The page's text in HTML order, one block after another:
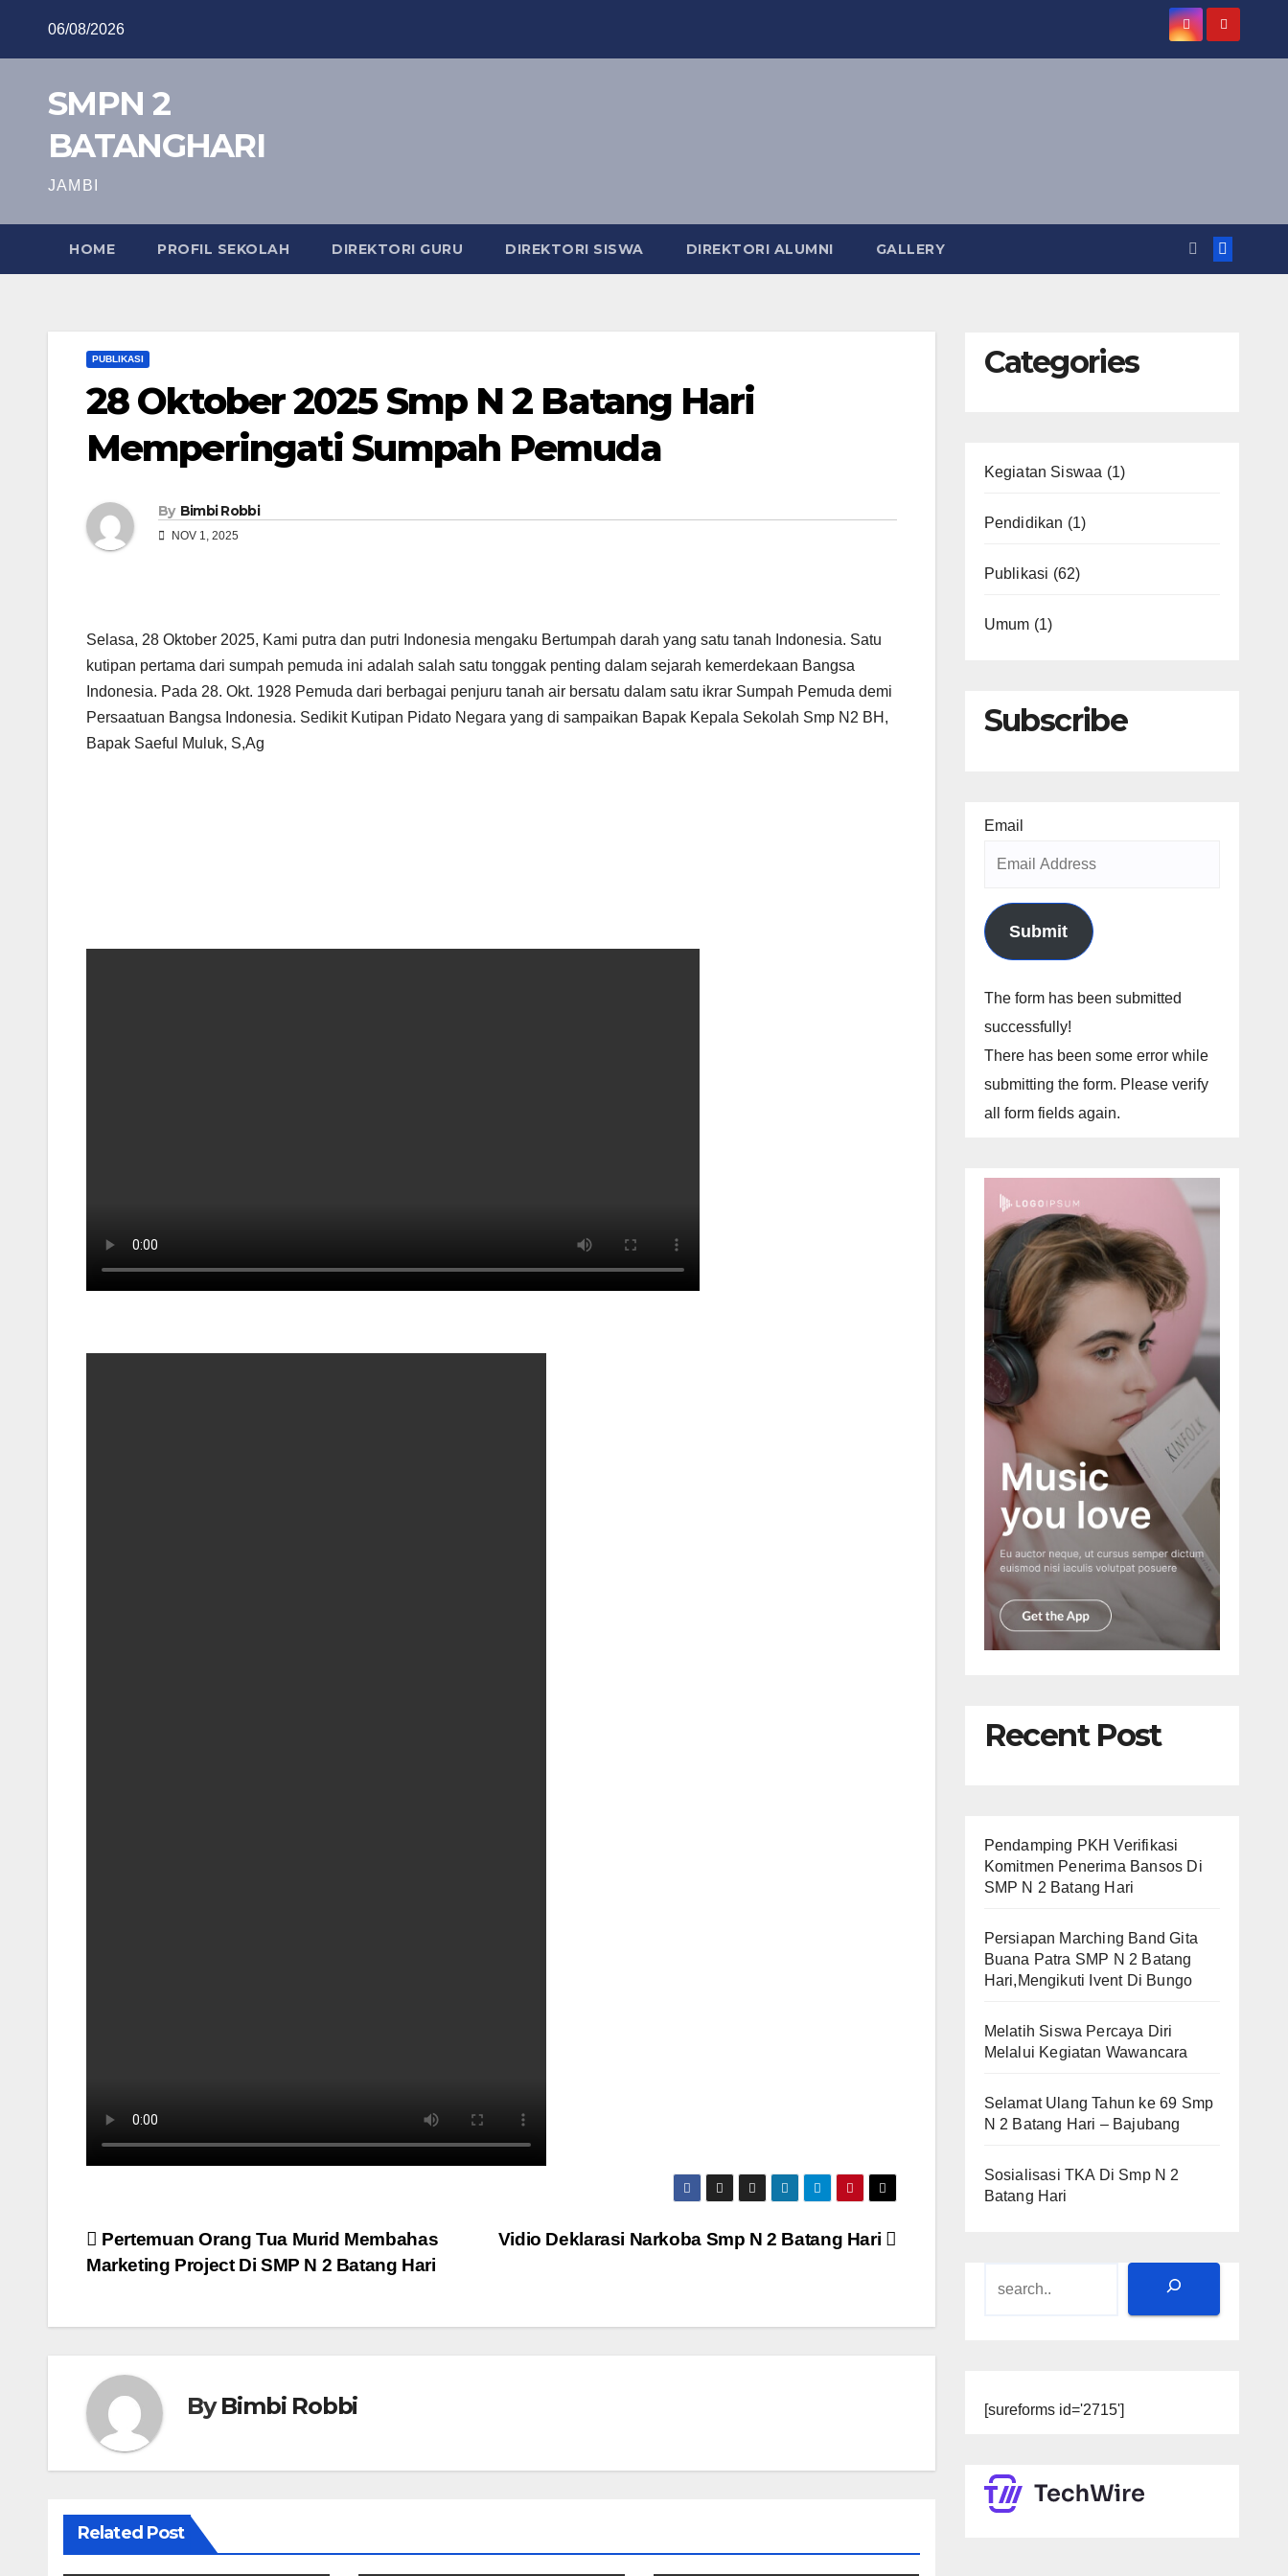
06/08/2026
SMPN 2
BATANGHARI
JAMBI
HOME PROFIL SEKOLAH DIREKTORI GURU DIREKTORI SISWA DIREKTORI ALUMNI GALLERY
PUBLIKASI
28 Oktober 2025 Smp N 2 Batang Hari
Memperingati Sumpah Pemuda
By Bimbi Robbi
NOV 1, 2025
Selasa, 28 Oktober 2025, Kami putra dan putri Indonesia mengaku Bertumpah darah yang satu tanah Indonesia. Satu
kutipan pertama dari sumpah pemuda ini adalah salah satu tonggak penting dalam sejarah kemerdekaan Bangsa
Indonesia. Pada 28. Okt. 1928 Pemuda dari berbagai penjuru tanah air bersatu dalam satu ikrar Sumpah Pemuda demi
Persaatuan Bangsa Indonesia. Sedikit Kutipan Pidato Negara yang di sampaikan Bapak Kepala Sekolah Smp N2 BH,
Bapak Saeful Muluk, S,Ag
Navigasi
Vidio Deklarasi Narkoba Smp N 2 Batang Hari
Pertemuan Orang Tua Murid Membahas
Marketing Project Di SMP N 2 Batang Hari
ByBimbi Robbi
Related Post
Categories
Kegiatan Siswaa (1)
Pendidikan (1)
Publikasi (62)
Umum (1)
Subscribe
Email
Submit
The form has been submitted
successfully!
There has been some error while
submitting the form. Please verify
all form fields again.
Recent Post
Pendamping PKH Verifikasi
Komitmen Penerima Bansos Di
SMP N 2 Batang Hari
Persiapan Marching Band Gita
Buana Patra SMP N 2 Batang
Hari,Mengikuti Ivent Di Bungo
Melatih Siswa Percaya Diri
Melalui Kegiatan Wawancara
Selamat Ulang Tahun ke 69 Smp
N 2 Batang Hari – Bajubang
Sosialisasi TKA Di Smp N 2
Batang Hari
Search
[sureforms id='2715']